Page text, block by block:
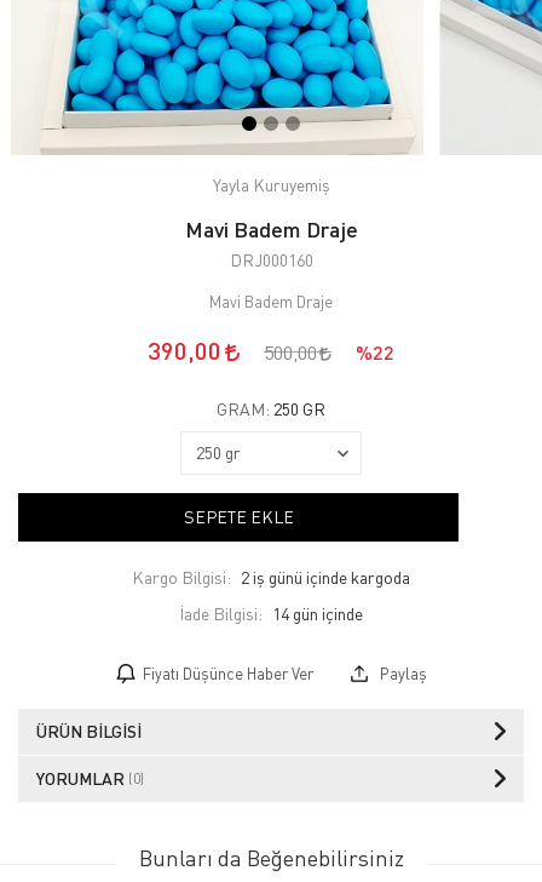
Yayla Kuruyemiş
Mavi Badem Draje
DRJ000160
Mavi Badem Draje
390,00 500,00 %22
GRAM: 250 GR
SEPETE EKLE
Kargo Bilgisi: 2 iş günü içinde kargoda
İade Bilgisi:
Fiyatı Düşünce Haber Ver Paylaş
ÜRÜN BILGISI
YORUMLAR (0)
Bunları da Beğenebilirsiniz